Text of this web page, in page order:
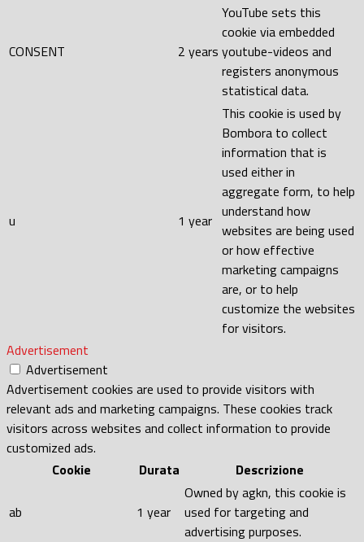
CONSENT 2 years
YouTube sets this
cookie via embedded
youtube-videos and
registers anonymous
statistical data.
u 1 year
This cookie is used by
Bombora to collect
information that is
used either in
aggregate form, to help
understand how
websites are being used
or how effective
marketing campaigns
are, or to help
customize the websites
for visitors.
Advertisement
Advertisement
Advertisement cookies are used to provide visitors with
relevant ads and marketing campaigns. These cookies track
visitors across websites and collect information to provide
customized ads.
Cookie
Durata Descrizione
ab 1 year
Owned by agkn, this cookie is
used for targeting and
advertising purposes.